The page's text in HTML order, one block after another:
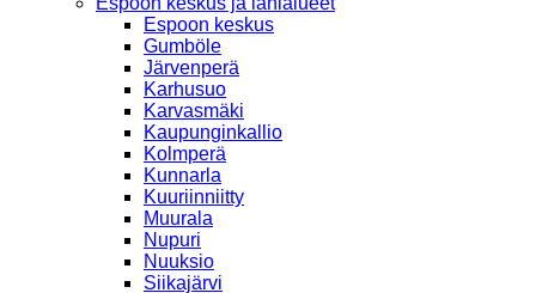
Espoon keskus
Gumböle
Järvenperä
Karhusuo
Karvasmäki
Kaupunginkallio
Kolmperä
Kunnarla
Kuuriinniitty
Muurala
Nupuri
Nuuksio
Siikajärvi